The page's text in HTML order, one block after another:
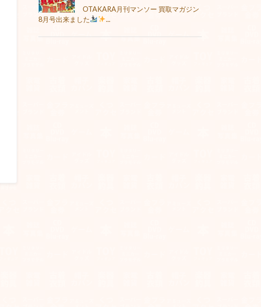
OTAKARA月刊マンソー 買取マガジン
8月号出来ました
...